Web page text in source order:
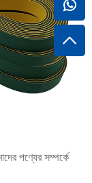
পণ্যের সম্পর্কে